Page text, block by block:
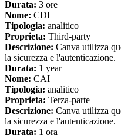
Durata: 3 ore
Nome: CDI
Tipologia: analitico
Proprieta: Third-party
Descrizione: Canva utilizza
la sicurezza e l'autenticazione.
Durata: 1 year
Nome: CAI
Tipologia: analitico
Proprieta: Terza-parte
Descrizione: Canva utilizza
la sicurezza e l'autenticazione.
Durata: 1 ora